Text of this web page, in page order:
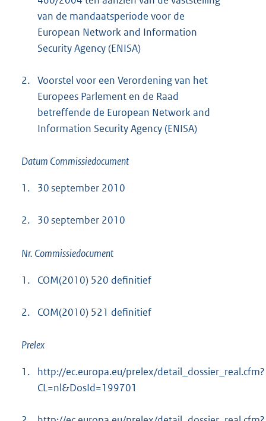
van de mandaatsperiode voor de
European Network and Information
Security Agency (ENISA)
2. Voorstel voor een Verordening van het
Europees Parlement en de Raad
betreffende de European Network and
Information Security Agency (ENISA)
Datum Commissiedocument
1. 30 september 2010
2. 30 september 2010
Nr. Commissiedocument
1. COM(2010) 520 definitief
2. COM(2010) 521 definitief
Prelex
1.
http://ec.europa.eu/prelex/detail_dossier_real.cfm?
CL=nl&DosId=199701